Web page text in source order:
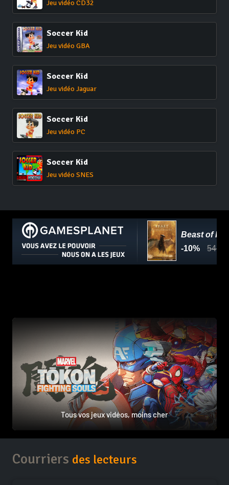
Jeu vidéo CD32
Soccer Kid
Jeu vidéo GBA
Soccer Kid
Jeu vidéo Jaguar
Soccer Kid
Jeu vidéo PC
Soccer Kid
Jeu vidéo SNES
Tous vos jeux vidéos, moins cher
Courriers des lecteurs